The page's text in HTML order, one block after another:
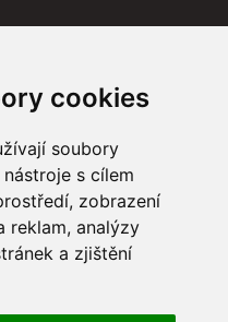
cookies
soubory
s cílem
zobrazení
reklam, analýzy
a zjištění